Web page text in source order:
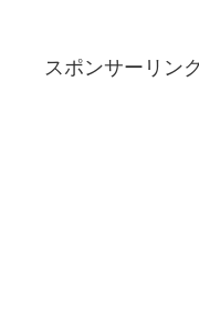
スポンサーリンク